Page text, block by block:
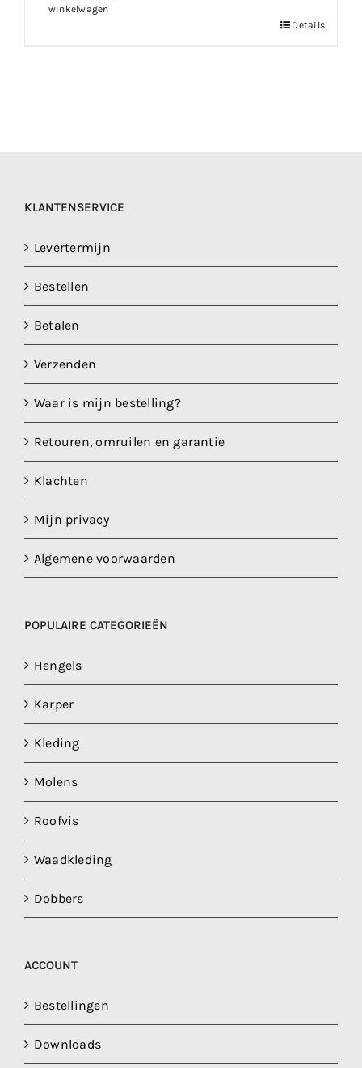
winkelwagen
Details
KLANTENSERVICE
Levertermijn
Bestellen
Betalen
Verzenden
Waar is mijn bestelling?
Retouren, omruilen en garantie
Klachten
Mijn privacy
Algemene voorwaarden
POPULAIRE CATEGORIEËN
Hengels
Karper
Kleding
Molens
Roofvis
Waadkleding
Dobbers
ACCOUNT
Bestellingen
Downloads